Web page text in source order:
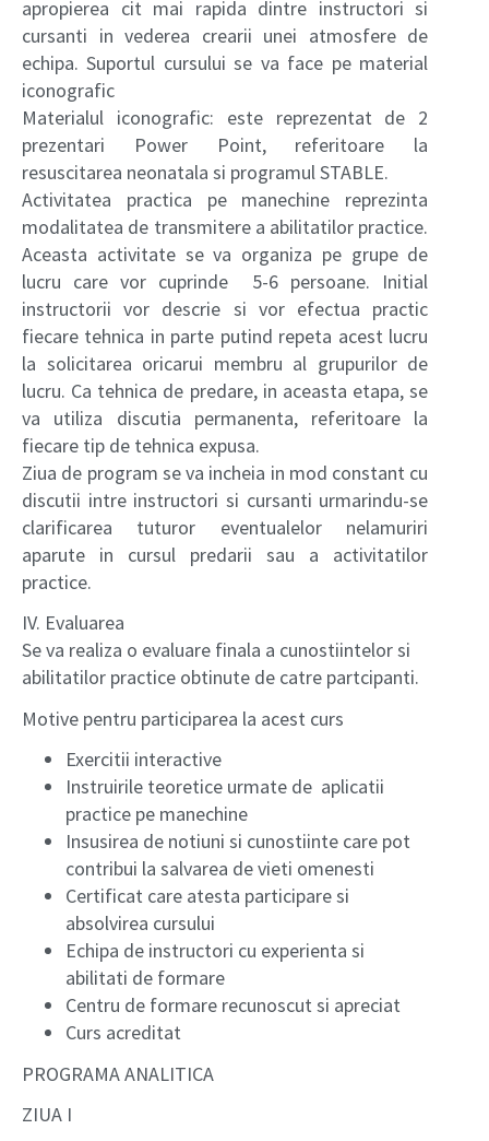
apropierea cit mai rapida dintre instructori si
cursanti in vederea crearii unei atmosfere de
echipa. Suportul cursului se va face pe material
iconografic
Materialul iconografic: este reprezentat de 2
prezentari Power Point, referitoare la
resuscitarea neonatala si programul STABLE.
Activitatea practica pe manechine reprezinta
modalitatea de transmitere a abilitatilor practice.
Aceasta activitate se va organiza pe grupe de
lucru care vor cuprinde 5-6 persoane. Initial
instructorii vor descrie si vor efectua practic
fiecare tehnica in parte putind repeta acest lucru
la solicitarea oricarui membru al grupurilor de
lucru. Ca tehnica de predare, in aceasta etapa, se
va utiliza discutia permanenta, referitoare la
fiecare tip de tehnica expusa.
Ziua de program se va incheia in mod constant cu
discutii intre instructori si cursanti urmarindu-se
clarificarea tuturor eventualelor nelamuriri
aparute in cursul predarii sau a activitatilor
practice.
IV. Evaluarea
Se va realiza o evaluare finala a cunostiintelor si
abilitatilor practice obtinute de catre partcipanti.
Motive pentru participarea la acest curs
Exercitii interactive
Instruirile teoretice urmate de aplicatii
practice pe manechine
Insusirea de notiuni si cunostiinte care pot
contribui la salvarea de vieti omenesti
Certificat care atesta participare si
absolvirea cursului
Echipa de instructori cu experienta si
abilitati de formare
Centru de formare recunoscut si apreciat
Curs acreditat
PROGRAMA ANALITICA
ZIUA I